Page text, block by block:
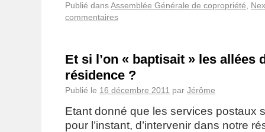
Publié dansAssemblée Générale de copropriété
commentaires
Et si l’on « baptisait » les allées
résidence ?
Publié le 16 décembre 2011 par Jérôme
Etant donné que les services postaux
pour l’instant, d’intervenir dans notre